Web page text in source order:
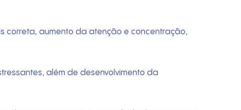
correta, aumento da atenção e concentração,
além de desenvolvimento da